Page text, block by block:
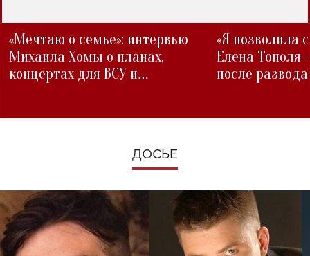
«Мечтаю о семье»: интервью
Михаила Хомы о планах,
концертах для ВСУ и
«Я позволила
Елена Тополя
после развода
ДОСЬЕ